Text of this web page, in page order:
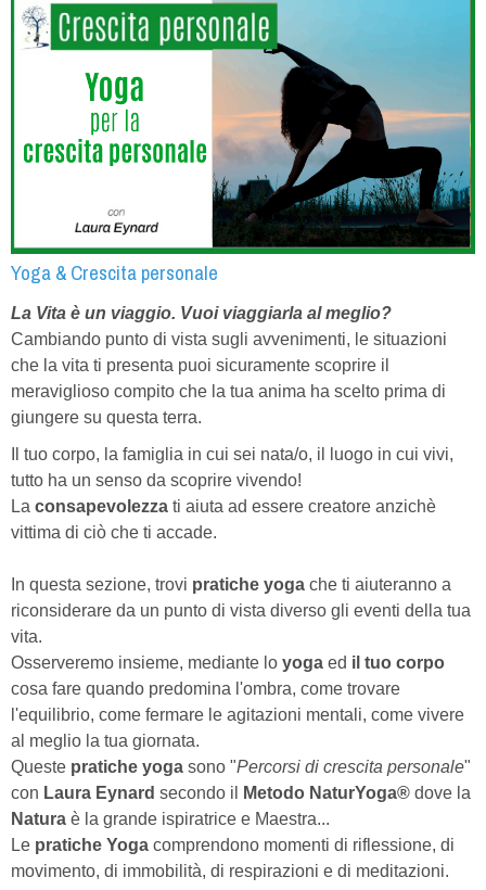
Yoga & Crescita personale
La Vita è un viaggio. Vuoi viaggiarla al meglio?
Cambiando punto di vista sugli avvenimenti, le situazioni
che la vita ti presenta puoi sicuramente scoprire il
meraviglioso compito che la tua anima ha scelto prima di
giungere su questa terra.
Il tuo corpo, la famiglia in cui sei nata/o, il luogo in cui vivi,
tutto ha un senso da scoprire vivendo!
La consapevolezza ti aiuta ad essere creatore anzichè
vittima di ciò che ti accade.
In questa sezione, trovi pratiche yoga che ti aiuteranno a
riconsiderare da un punto di vista diverso gli eventi della tua
vita.
Osserveremo insieme, mediante lo yoga ed il tuo corpo
cosa fare quando predomina l'ombra, come trovare
l'equilibrio, come fermare le agitazioni mentali, come vivere
al meglio la tua giornata.
Queste pratiche yoga sono "Percorsi di crescita personale"
con Laura Eynard secondo il Metodo NaturYoga® dove la
Natura è la grande ispiratrice e Maestra...
Le pratiche Yoga comprendono momenti di riflessione, di
movimento, di immobilità, di respirazioni e di meditazioni.